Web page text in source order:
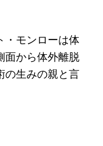
・モンローは体
面から体外離脱
の生みの親と言